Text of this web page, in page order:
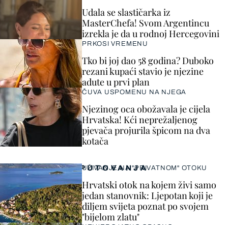
Udala se slastičarka iz
MasterChefa! Svom Argentincu
izrekla je da u rodnoj Hercegovini
PRKOSI VREMENU
Tko bi joj dao 58 godina? Duboko
rezani kupaći stavio je njezine
adute u prvi plan
ČUVA USPOMENU NA NJEGA
Njezinog oca obožavala je cijela
Hrvatska! Kći neprežaljenog
pjevača projurila špicom na dva
kotača
PUTOVANJA
UŽIVANJE NA "PRIVATNOM" OTOKU
Hrvatski otok na kojem živi samo
jedan stanovnik: Ljepotan koji je
diljem svijeta poznat po svojem
"bijelom zlatu"